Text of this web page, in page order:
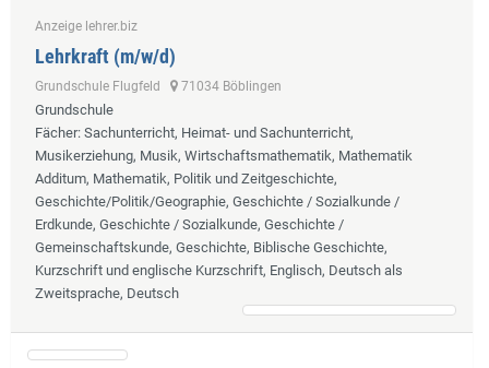
Anzeige lehrer.biz
Lehrkraft (m/w/d)
Grundschule Flugfeld 71034 Böblingen
Grundschule
Fächer: Sachunterricht, Heimat- und Sachunterricht,
Musikerziehung, Musik, Wirtschaftsmathematik, Mathematik
Additum, Mathematik, Politik und Zeitgeschichte,
Geschichte/Politik/Geographie, Geschichte / Sozialkunde /
Erdkunde, Geschichte / Sozialkunde, Geschichte /
Gemeinschaftskunde, Geschichte, Biblische Geschichte,
Kurzschrift und englische Kurzschrift, Englisch, Deutsch als
Zweitsprache, Deutsch